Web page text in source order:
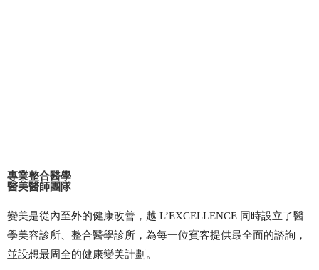
專業整合醫學
醫美醫師團隊
變美是從內至外的健康改善，越 L’EXCELLENCE 同時設立了醫
學美容診所 、整合醫學診所，為每一位賓客提供最全面的諮詢，
並設想最周全的健康變美計劃。